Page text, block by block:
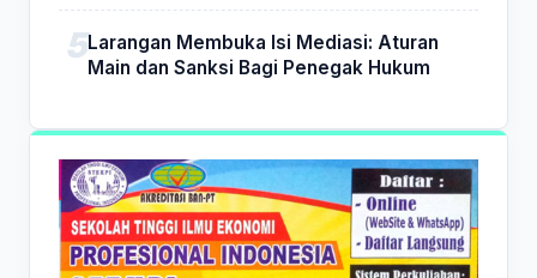
Larangan Membuka Isi Mediasi: Aturan
Main dan Sanksi Bagi Penegak Hukum